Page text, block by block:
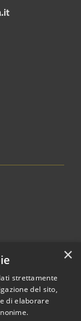
• Comune di
×
strettamente
del sito,
di elaborare